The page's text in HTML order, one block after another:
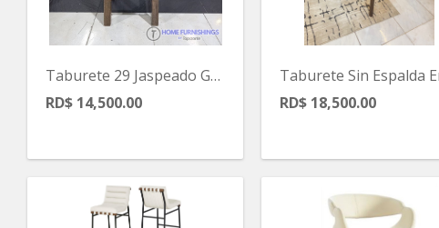
Taburete 29 Jaspeado Gris Ta-0071
RD$ 14,500.00
RD$ 18,500.00